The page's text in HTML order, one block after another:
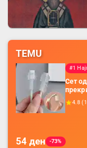
TEMU
#1
Сет
4.8 (
54 ден
-73%